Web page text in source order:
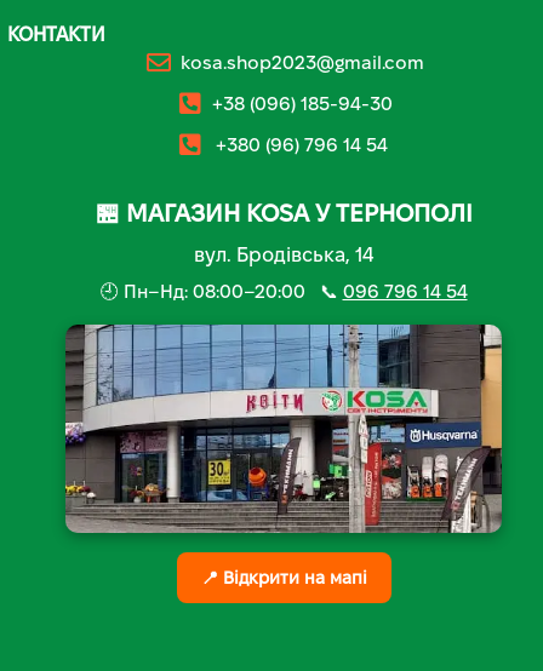
КОНТАКТИ
kosa.shop2023@gmail.com
+38 (096) 185-94-30
+380 (96) 796 14 54
🏪 МАГАЗИН KOSA У ТЕРНОПОЛІ
вул. Бродівська, 14
🕘 Пн–Нд: 08:00–20:00 📞 096 796 14 54
📍 Відкрити на мапі